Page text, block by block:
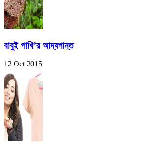
বাবুই পাখি’র আদ্যপান্ত
12 Oct 2015